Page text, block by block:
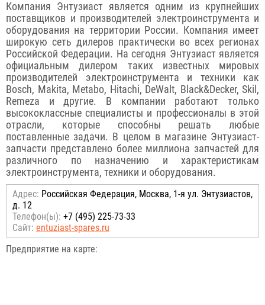
Компания Энтузиаст является одним из крупнейших
поставщиков и производителей электроинструмента и
оборудования на территории России. Компания имеет
широкую сеть дилеров практически во всех регионах
Российской Федерации. На сегодня Энтузиаст является
официальным дилером таких известных мировых
производителей электроинструмента и техники как
Bosсh, Makita, Metabo, Hitachi, DeWalt, Black&Decker, Skil,
Remeza и другие. В компании работают только
высококлассные специалисты и профессионалы в этой
отрасли, которые способны решать любые
поставленные задачи. В целом в магазине Энтузиаст-
запчасти представлено более миллиона запчастей для
различного по назначению и характеристикам
электроинструмента, техники и оборудования.
Адрес: Российcкая Федерация, Москва, 1-я ул. Энтузиастов,
д. 12
Телефон(ы): +7 (495) 225-73-33
Сайт: entuziast-spares.ru
Предприятие на карте: